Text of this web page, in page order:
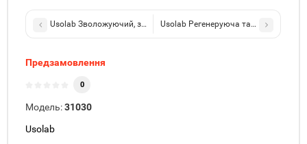
Usolab Зволожуючий, заспокійливий та омолоджуючий тонер –
Usolab Регенеруюча та
Предзамовлення
0
Модель:31030
Usolab